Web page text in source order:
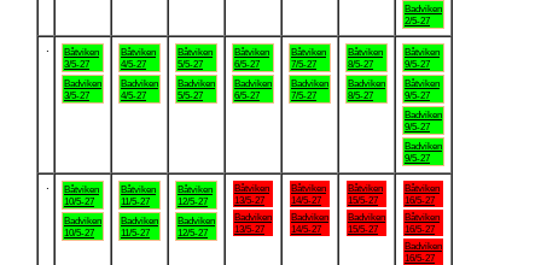
Badviken
2/5-27
Båtviken
3/5-27
Badviken
3/5-27
Båtviken
4/5-27
Badviken
4/5-27
Båtviken
5/5-27
Badviken
5/5-27
Båtviken
6/5-27
Badviken
6/5-27
Båtviken
7/5-27
Badviken
7/5-27
Båtviken
8/5-27
Badviken
8/5-27
Båtviken
9/5-27
Båtviken
9/5-27
Badviken
9/5-27
Badviken
9/5-27
Båtviken
10/5-27
Badviken
10/5-27
Båtviken
11/5-27
Badviken
11/5-27
Båtviken
12/5-27
Badviken
12/5-27
Båtviken
13/5-27
Badviken
13/5-27
Båtviken
14/5-27
Badviken
14/5-27
Båtviken
15/5-27
Badviken
15/5-27
Båtviken
16/5-27
Båtviken
16/5-27
Badviken
16/5-27